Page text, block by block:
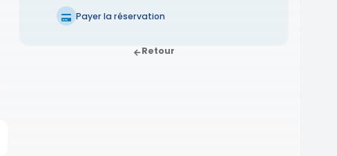
Payer la réservation
Retour